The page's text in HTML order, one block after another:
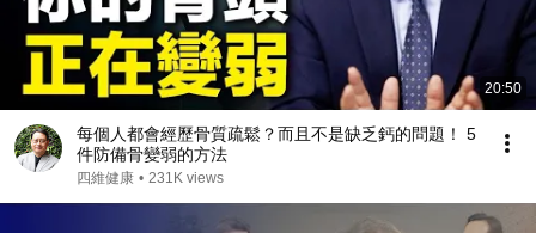
20:50
每個人都會經歷骨質疏鬆？而且不是缺乏鈣的問題！ 5
件防備骨變弱的方法
四維健康 • 231K views